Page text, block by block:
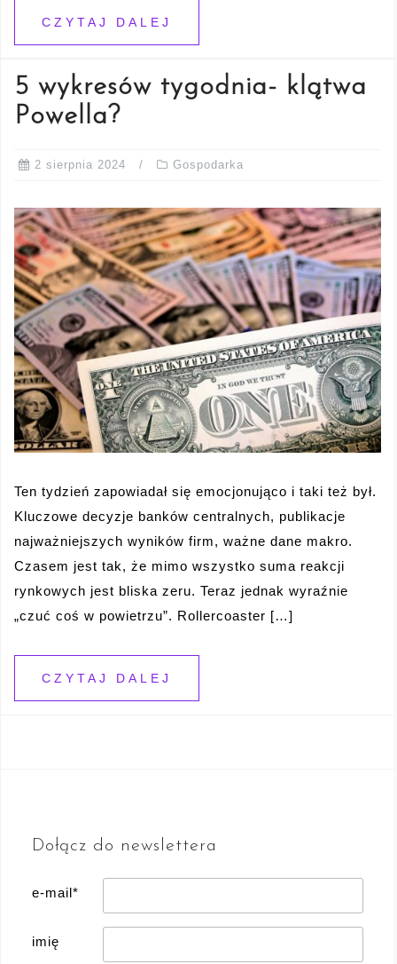
CZYTAJ DALEJ
5 wykresów tygodnia- klątwa
Powella?
2 sierpnia 2024 Gospodarka
Ten tydzień zapowiadał się emocjonująco i taki też był.
Kluczowe decyzje banków centralnych, publikacje
najważniejszych wyników firm, ważne dane makro.
Czasem jest tak, że mimo wszystko suma reakcji
rynkowych jest bliska zeru. Teraz jednak wyraźnie
„czuć coś w powietrzu”. Rollercoaster […]
CZYTAJ DALEJ
Dołącz do newslettera
e-mail*
imię